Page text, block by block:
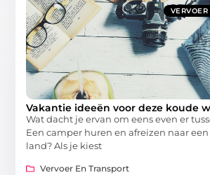
Vakantie ideeën voor deze koude
Wat dacht je ervan om eens even er
Een camper huren en afreizen naar
land? Als je kiest
Vervoer En Transport